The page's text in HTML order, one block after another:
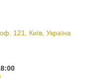
121, Київ, Україна